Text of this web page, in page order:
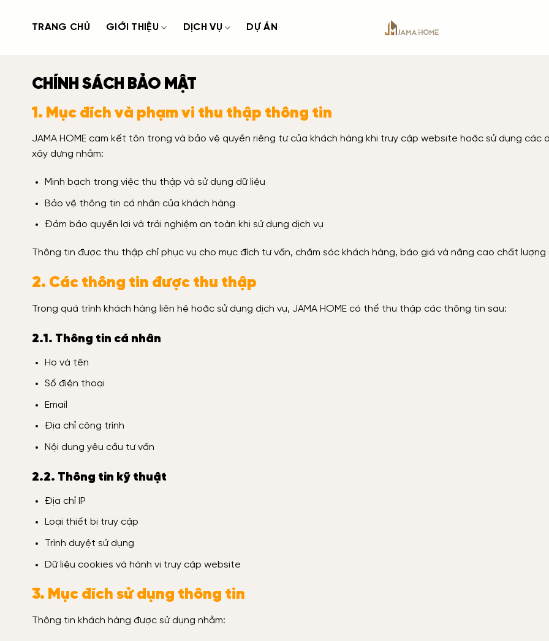
TRANG CHỦ GIỚI THIỆU DỊCH VỤ DỰ ÁN
CHÍNH SÁCH BẢO MẬT
1. Mục đích và phạm vi thu thập thông tin
JAMA HOME cam kết tôn trọng và bảo vệ quyền riêng tư của khách hàng khi truy cập website hoặc sử dụng
xây dựng nhằm:
Minh bạch trong việc thu thập và sử dụng dữ liệu
Bảo vệ thông tin cá nhân của khách hàng
Đảm bảo quyền lợi và trải nghiệm an toàn khi sử dụng dịch vụ
Thông tin được thu thập chỉ phục vụ cho mục đích tư vấn, chăm sóc khách hàng, báo giá và nâng cao chất lượng
2. Các thông tin được thu thập
Trong quá trình khách hàng liên hệ hoặc sử dụng dịch vụ, JAMA HOME có thể thu thập các thông tin sau:
2.1. Thông tin cá nhân
Họ và tên
Số điện thoại
Email
Địa chỉ công trình
Nội dung yêu cầu tư vấn
2.2. Thông tin kỹ thuật
Địa chỉ IP
Loại thiết bị truy cập
Trình duyệt sử dụng
Dữ liệu cookies và hành vi truy cập website
3. Mục đích sử dụng thông tin
Thông tin khách hàng được sử dụng nhằm: